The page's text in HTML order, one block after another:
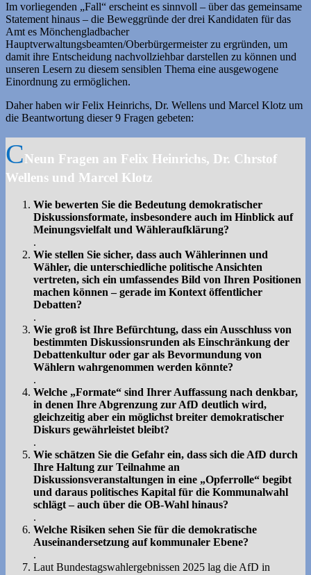
Im vorliegenden „Fall“ erscheint es sinnvoll – über das gemeinsame
Statement hinaus – die Beweggründe der drei Kandidaten für das
Amt es Mönchengladbacher
Hauptverwaltungsbeamten/Oberbürgermeister zu ergründen, um
damit ihre Entscheidung nachvollziehbar darstellen zu können und
unseren Lesern zu diesem sensiblen Thema eine ausgewogene
Einordnung zu ermöglichen.
Daher haben wir Felix Heinrichs, Dr. Wellens und Marcel Klotz um
die Beantwortung dieser 9 Fragen gebeten:
Neun Fragen an Felix Heinrichs, Dr. Chrstof
Wellens und Marcel Klotz
Wie bewerten Sie die Bedeutung demokratischer
Diskussionsformate, insbesondere auch im Hinblick auf
Meinungsvielfalt und Wähleraufklärung?
.
Wie stellen Sie sicher, dass auch Wählerinnen und
Wähler, die unterschiedliche politische Ansichten
vertreten, sich ein umfassendes Bild von Ihren Positionen
machen können – gerade im Kontext öffentlicher
Debatten?
.
Wie groß ist Ihre Befürchtung, dass ein Ausschluss von
bestimmten Diskussionsrunden als Einschränkung der
Debattenkultur oder gar als Bevormundung von
Wählern wahrgenommen werden könnte?
.
Welche „Formate“ sind Ihrer Auffassung nach denkbar,
in denen Ihre Abgrenzung zur AfD deutlich wird,
gleichzeitig aber ein möglichst breiter demokratischer
Diskurs gewährleistet bleibt?
.
Wie schätzen Sie die Gefahr ein, dass sich die AfD durch
Ihre Haltung zur Teilnahme an
Diskussionsveranstaltungen in eine „Opferrolle“ begibt
und daraus politisches Kapital für die Kommunalwahl
schlägt – auch über die OB-Wahl hinaus?
.
Welche Risiken sehen Sie für die demokratische
Auseinandersetzung auf kommunaler Ebene?
.
Laut Bundestagswahlergebnissen 2025 lag die AfD in